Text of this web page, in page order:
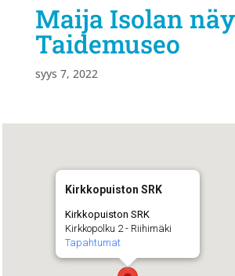
Maija Isolan
Taidemuseo
syys 7, 2022
Kirkkopuiston SRK
Kirkkopuiston SRK
Kirkkopolku 2 - Riihimäki
Tapahtumat